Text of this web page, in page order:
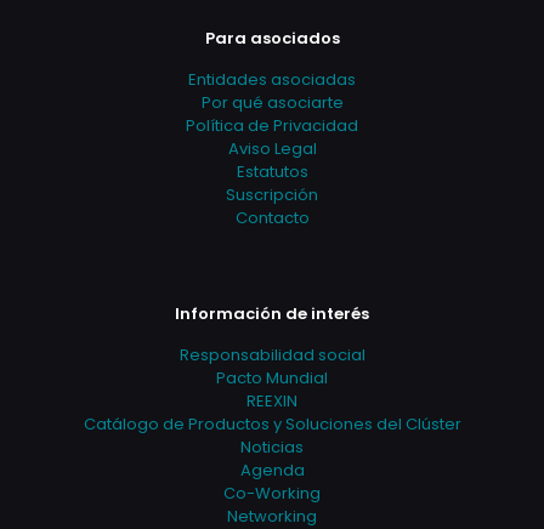
Para asociados
Entidades asociadas
Por qué asociarte
Política de Privacidad
Aviso Legal
Estatutos
Suscripción
Contacto
Información de interés
Responsabilidad social
Pacto Mundial
REEXIN
Catálogo de Productos y Soluciones del Clúster
Noticias
Agenda
Co-Working
Networking